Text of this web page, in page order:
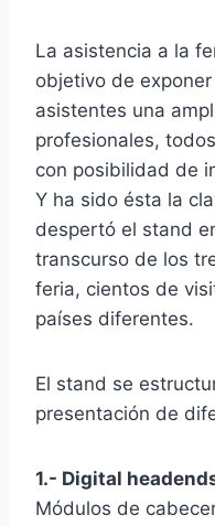
La asistencia a la
objetivo de
asistentes una
profesionales,
con posibilidad de
Y ha sido ésta la
despertó el stand
transcurso de los
feria, cientos de
países diferentes.
El stand se
presentación de
1.- Digital
Módulos de